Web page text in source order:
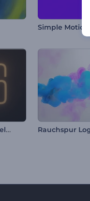
Simple Motion
Funkelnde Weihnachtsvorstellung Rauchspur